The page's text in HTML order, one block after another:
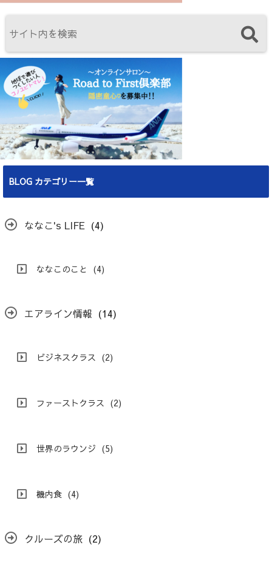
BLOG カテゴリー一覧
ななこ's LIFE (4)
ななこのこと (4)
エアライン情報 (14)
ビジネスクラス (2)
ファーストクラス (2)
世界のラウンジ (5)
機内食 (4)
クルーズの旅 (2)